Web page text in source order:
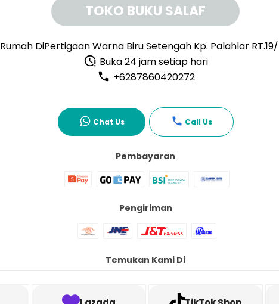
TOKO BUKU SALAF
Rumah DiPertigaan Warna Biru Setengah Kp. Palahlar
Buka 24 jam setiap hari
+6287860420272
Chat Us Call Us
Pembayaran
Pengiriman
Temukan Kami Di